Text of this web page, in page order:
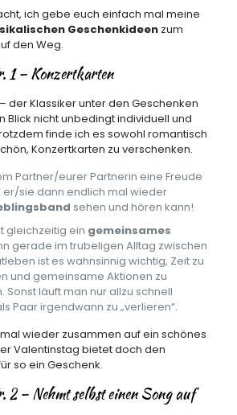
ich gebe euch einfach mal meine
Geschenkideenzum
den Weg.
1 – Konzertkarten
der Klassiker unter den Geschenken
Blick nicht unbedingt individuell und
finde ich es sowohl romantisch
Konzertkarten zu verschenken.
Partner/eurer Partnerin eine Freude
er/sie dann endlich mal wieder
sehen und hören kann!
gleichzeitig ein gemeinsames
gerade im trubeligen Alltag zwischen
ist es wahnsinnig wichtig, Zeit zu
und gemeinsame Aktionen zu
Sonst läuft man nur allzu schnell
Paar irgendwann zu „verlieren“.
wieder zusammen auf ein schönes
Valentinstag bietet doch den
so ein Geschenk.
2 – Nehmt selbst einen Song auf